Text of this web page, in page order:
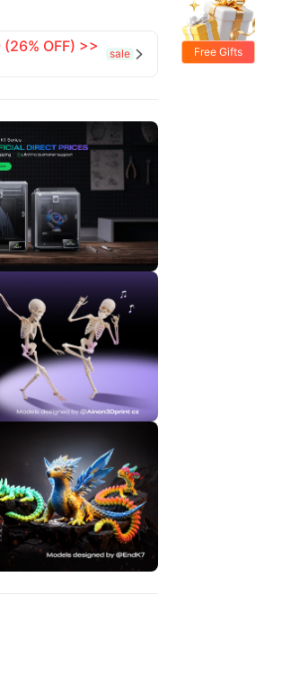
OFF) >>
sale  Free Gifts